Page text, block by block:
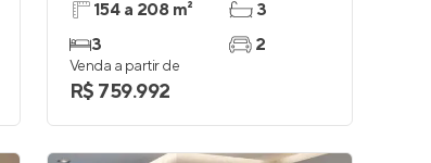
154 a 208 m²
3
3
2
Venda a partir de
R$ 759.992